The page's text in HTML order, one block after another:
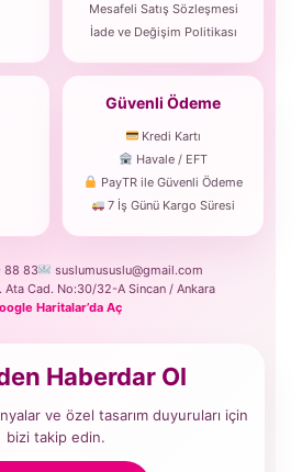
Mesafeli Satış Sözleşmesi
İade ve Değişim Politikası
Güvenli Ödeme
Kredi Kartı
Havale / EFT
PayTR ile Güvenli Ödeme
7 İş Günü Kargo Süresi
88 83
suslumususlu@gmail.com
Ata Cad. No:30/32-A Sincan / Ankara
Haritalar’da Aç
Haberdar Ol
ve özel tasarım duyuruları için
bizi takip edin.